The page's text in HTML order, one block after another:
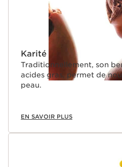
Karité
Traditionnellement, son
acides gras, permet de
peau.
EN SAVOIR PLUS